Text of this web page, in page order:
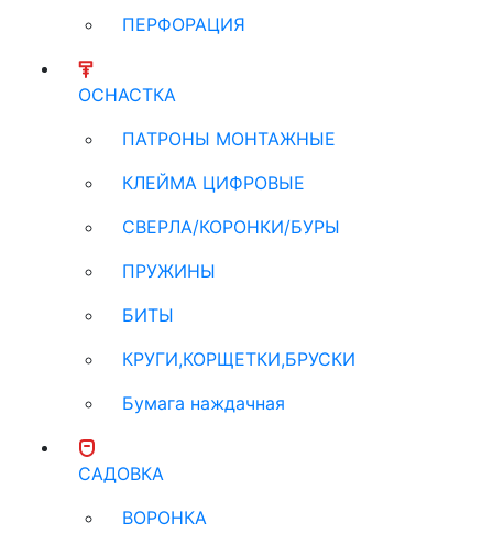
ПЕРФОРАЦИЯ
ОСНАСТКА
ПАТРОНЫ МОНТАЖНЫЕ
КЛЕЙМА ЦИФРОВЫЕ
СВЕРЛА/КОРОНКИ/БУРЫ
ПРУЖИНЫ
БИТЫ
КРУГИ,КОРЩЕТКИ,БРУСКИ
Бумага наждачная
САДОВКА
ВОРОНКА